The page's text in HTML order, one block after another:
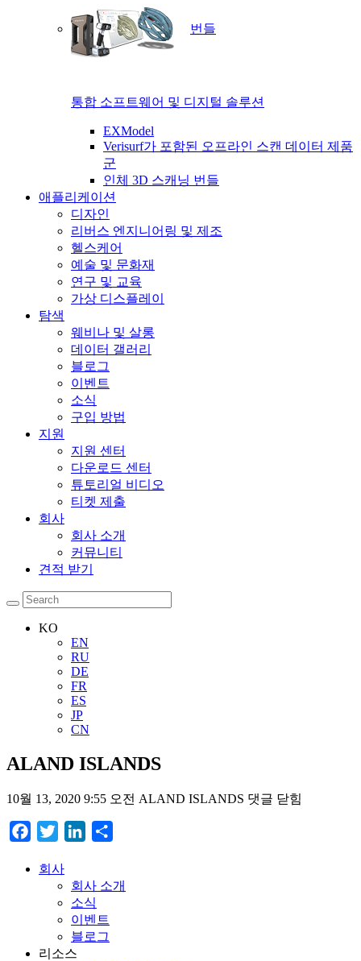
번들
통합 소프트웨어 및 디지털 솔루션
EXModel
Verisurf가 포함된 오프라인 스캔 데이터 제품
군
인체 3D 스캐닝 번들
애플리케이션
디자인
리버스 엔지니어링 및 제조
헬스케어
예술 및 문화재
연구 및 교육
가상 디스플레이
탐색
웨비나 및 살롱
데이터 갤러리
블로그
이벤트
소식
구입 방법
지원
지원 센터
다운로드 센터
튜토리얼 비디오
티켓 제출
회사
회사 소개
커뮤니티
견적 받기
KO
EN
RU
DE
FR
ES
JP
CN
ALAND ISLANDS
10월 13, 2020 9:55 오전 ALAND ISLANDS 댓글 닫힘
Facebook
Twitter LinkedIn
회사
회사 소개
소식
이벤트
블로그
리소스